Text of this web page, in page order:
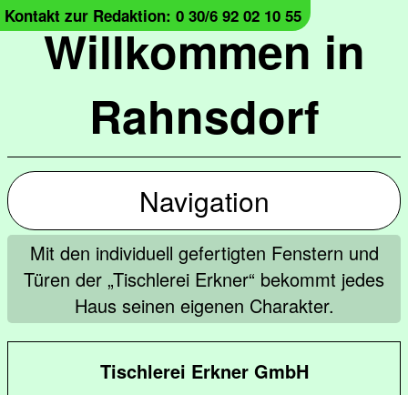
Willkommen in
Rahnsdorf
Kontakt zur Redaktion: 0 30/6 92 02 10 55
Navigation
Mit den individuell gefertigten Fenstern und
Türen der „Tischlerei Erkner“ bekommt jedes
Haus seinen eigenen Charakter.
Tischlerei Erkner GmbH